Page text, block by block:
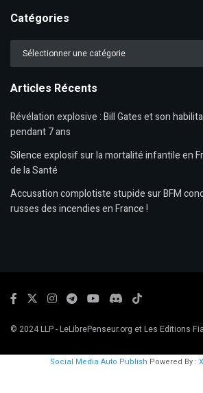
Catégories
Catégories
Articles Récents
Révélation explosive : Bill Gates et son
pendant 7 ans
Silence explosif sur la mortalité infantile en
de la Santé
Accusation complotiste stupide sur BFM
russes des incendies en France !
© 2024LLP- LeLibrePenseur.org etLes Editions
Social Media Auto Publish Powered By :